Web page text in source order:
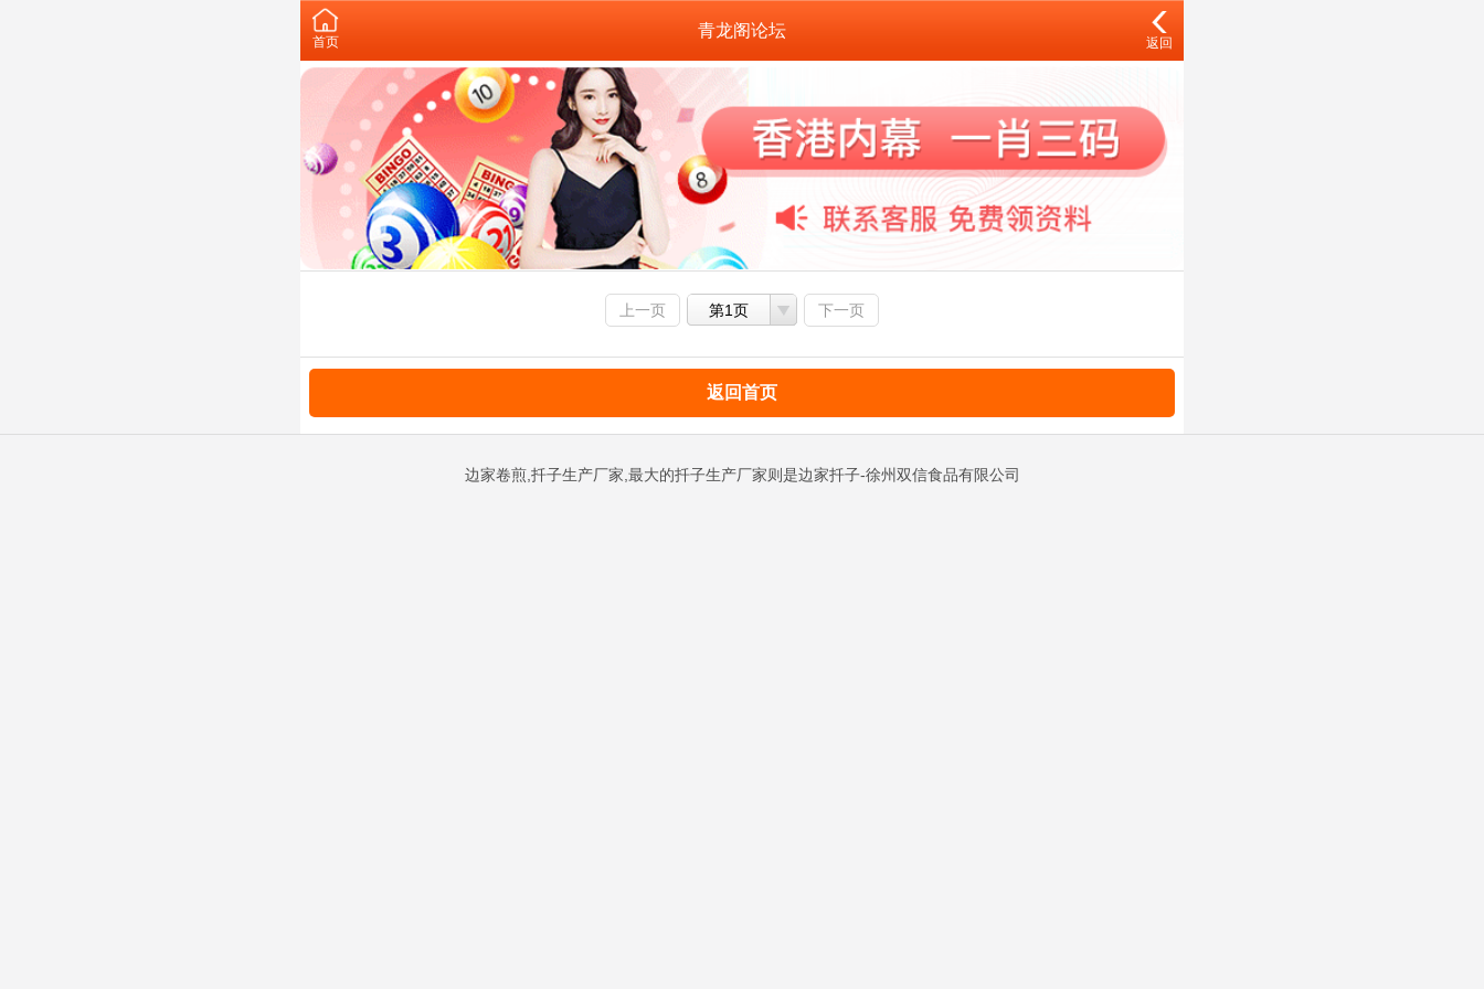
首页
青龙阁论坛
返回
上一页 第1页 下一页
返回首页
边家卷煎,扦子生产厂家,最大的扦子生产厂家则是边家扦子-徐州双信食品有限公司